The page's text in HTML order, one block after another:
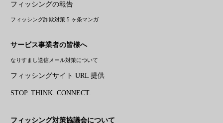
フィッシングの報告
フィッシング詐欺対策 5 ヶ条マンガ
サービス事業者の皆様へ
なりすまし送信メール対策について
フィッシングサイト URL 提供
STOP. THINK. CONNECT.
フィッシング対策協議会について